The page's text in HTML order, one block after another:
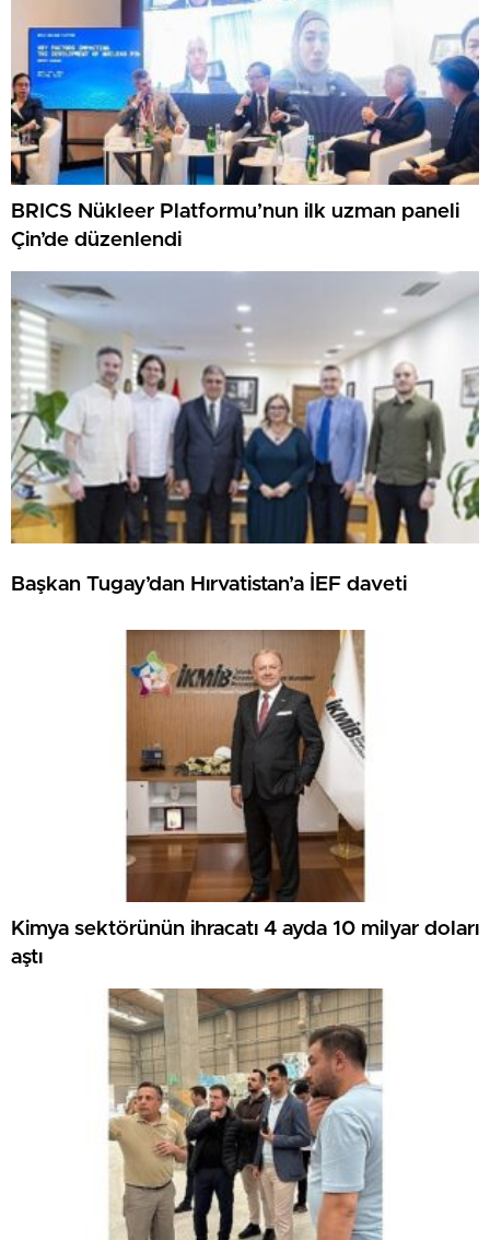
BRICS Nükleer Platformu’nun ilk uzman paneli
Çin’de düzenlendi
Başkan Tugay’dan Hırvatistan’a İEF daveti
Kimya sektörünün ihracatı 4 ayda 10 milyar doları
aştı